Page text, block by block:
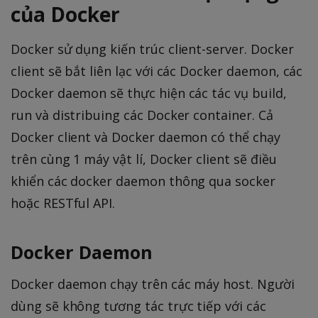
của Docker
Docker sử dụng kiến trúc client-server. Docker
client sẽ bắt liên lạc với các Docker daemon, các
Docker daemon sẽ thực hiện các tác vụ build,
run và distribuing các Docker container. Cả
Docker client và Docker daemon có thể chạy
trên cùng 1 máy vật lí, Docker client sẽ điều
khiển các docker daemon thông qua socker
hoặc RESTful API.
Docker Daemon
Docker daemon chạy trên các máy host. Người
dùng sẽ không tương tác trực tiếp với các